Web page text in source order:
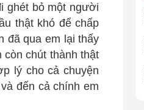
ghét bỏ một người
thật khó để chấp
đã qua em lại thấy
còn chút thành thật
lý cho cả chuyện
đến cả chính em